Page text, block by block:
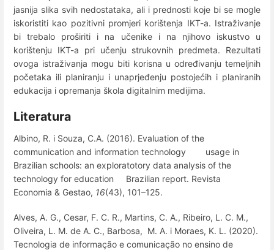
jasnija slika svih nedostataka, ali i prednosti koje bi se mogle
iskoristiti kao pozitivni promjeri korištenja IKT-a. Istraživanje
bi trebalo proširiti i na učenike i na njihovo iskustvo u
korištenju IKT-a pri učenju strukovnih predmeta. Rezultati
ovoga istraživanja mogu biti korisna u određivanju temeljnih
početaka ili planiranju i unaprjeđenju postojećih i planiranih
edukacija i opremanja škola digitalnim medijima.
Literatura
Albino, R. i Souza, C.A. (2016). Evaluation of the
communication and information technology usage in
Brazilian schools: an exploratotory data analysis of the
technology for education Brazilian report. Revista
Economia & Gestao, 16(43), 101–125.
Alves, A. G., Cesar, F. C. R., Martins, C. A., Ribeiro, L. C. M.,
Oliveira, L. M. de A. C., Barbosa, M. A. i Moraes, K. L. (2020).
Tecnologia de informação e comunicação no ensino de